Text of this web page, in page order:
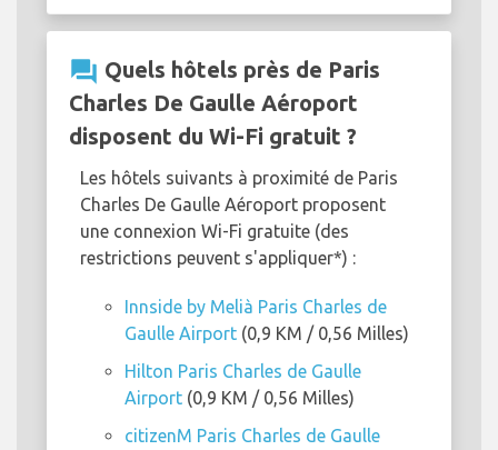
question_answer Quels hôtels près de Paris
Charles De Gaulle Aéroport
disposent du Wi-Fi gratuit ?
Les hôtels suivants à proximité de Paris
Charles De Gaulle Aéroport proposent
une connexion Wi-Fi gratuite (des
restrictions peuvent s'appliquer*) :
Innside by Melià Paris Charles de
Gaulle Airport (0,9 KM / 0,56 Milles)
Hilton Paris Charles de Gaulle
Airport (0,9 KM / 0,56 Milles)
citizenM Paris Charles de Gaulle